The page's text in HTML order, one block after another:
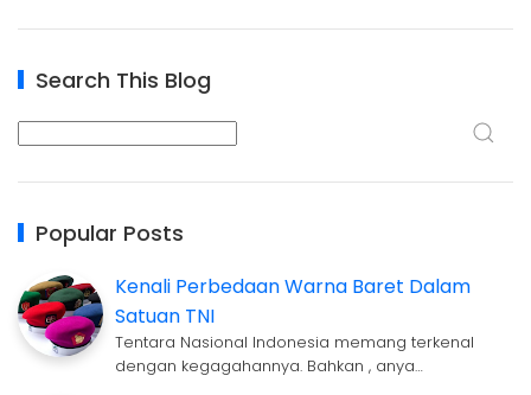
Search This Blog
Popular Posts
Kenali Perbedaan Warna Baret Dalam
Satuan TNI
Tentara Nasional Indonesia memang terkenal
dengan kegagahannya. Bahkan , anya…